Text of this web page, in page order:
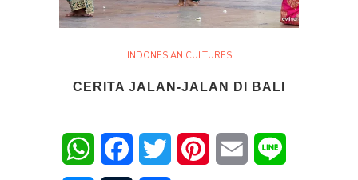
INDONESIAN CULTURES
CERITA JALAN-JALAN DI BALI
WhatsAppFacebookTwitter PinterestEmail